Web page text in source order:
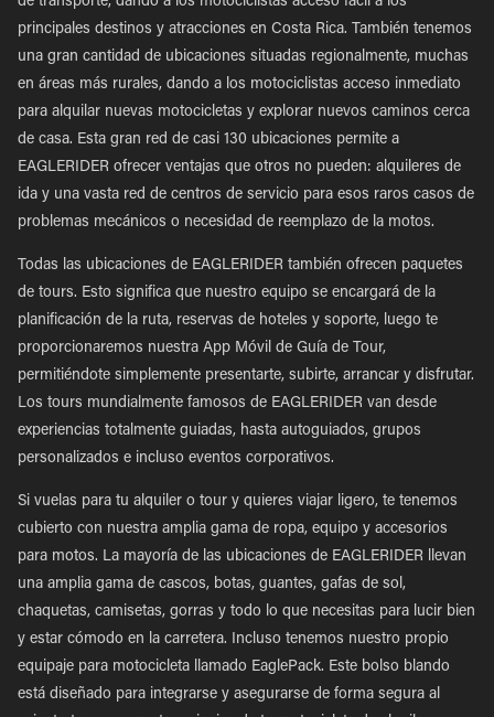
principales destinos y atracciones en Costa Rica. También tenemos
una gran cantidad de ubicaciones situadas regionalmente, muchas
en áreas más rurales, dando a los motociclistas acceso inmediato
para alquilar nuevas motocicletas y explorar nuevos caminos cerca
de casa. Esta gran red de casi 130 ubicaciones permite a
EAGLERIDER ofrecer ventajas que otros no pueden: alquileres de
ida y una vasta red de centros de servicio para esos raros casos de
problemas mecánicos o necesidad de reemplazo de la motos.
Todas las ubicaciones de EAGLERIDER también ofrecen paquetes
de tours. Esto significa que nuestro equipo se encargará de la
planificación de la ruta, reservas de hoteles y soporte, luego te
proporcionaremos nuestra App Móvil de Guía de Tour,
permitiéndote simplemente presentarte, subirte, arrancar y disfrutar.
Los tours mundialmente famosos de EAGLERIDER van desde
experiencias totalmente guiadas, hasta autoguiados, grupos
personalizados e incluso eventos corporativos.
Si vuelas para tu alquiler o tour y quieres viajar ligero, te tenemos
cubierto con nuestra amplia gama de ropa, equipo y accesorios
para motos. La mayoría de las ubicaciones de EAGLERIDER llevan
una amplia gama de cascos, botas, guantes, gafas de sol,
chaquetas, camisetas, gorras y todo lo que necesitas para lucir bien
y estar cómodo en la carretera. Incluso tenemos nuestro propio
equipaje para motocicleta llamado EaglePack. Este bolso blando
está diseñado para integrarse y asegurarse de forma segura al